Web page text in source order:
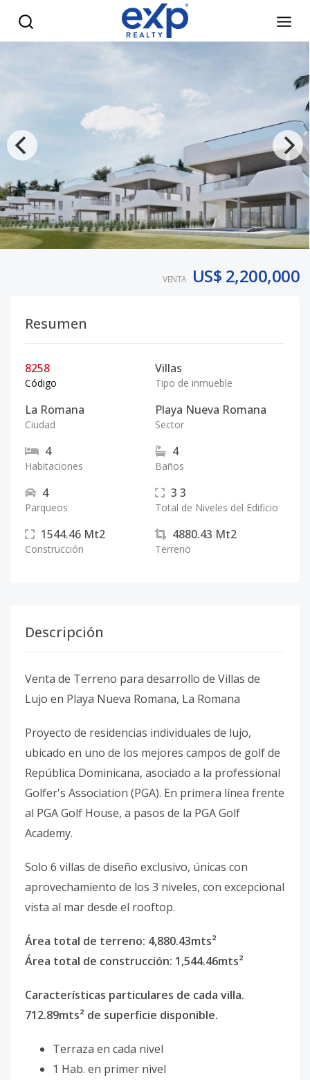
VENTA US$ 2,200,000
Resumen
8258
Código
Villas
Tipo de inmueble
La Romana
Ciudad
Playa Nueva Romana
Sector
4
Habitaciones
4
Baños
4
Parqueos
3 3
Total de Niveles del Edificio
1544.46 Mt2
Construcción
4880.43 Mt2
Terreno
Descripción
Venta de Terreno para desarrollo de Villas de
Lujo en Playa Nueva Romana, La Romana
Proyecto de residencias individuales de lujo,
ubicado en uno de los mejores campos de golf de
República Dominicana, asociado a la professional
Golfer's Association (PGA). En primera línea frente
al PGA Golf House, a pasos de la PGA Golf
Academy.
Solo 6 villas de diseño exclusivo, únicas con
aprovechamiento de los 3 niveles, con excepcional
vista al mar desde el rooftop.
Área total de terreno: 4,880.43mts²
Área total de construcción: 1,544.46mts²
Características particulares de cada villa.
712.89mts² de superficie disponible.
Terraza en cada nivel
1 Hab. en primer nivel
Venta de Terreno para desarrollo de Villas de Lujo,